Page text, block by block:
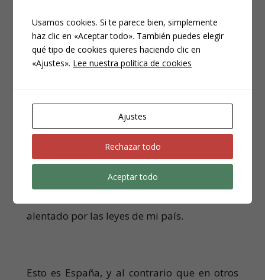
su vida.
incomprensible es esta situación – que
permite el gobierno -para una persona
alentado por las leyes de mi país.
Esto es España, y al contrario que en otros
Usamos cookies. Si te parece bien, simplemente
haz clic en «Aceptar todo». También puedes elegir
qué tipo de cookies quieres haciendo clic en
«Ajustes». Lee nuestra política de cookies
Ajustes
Rechazar todo
Aceptar todo